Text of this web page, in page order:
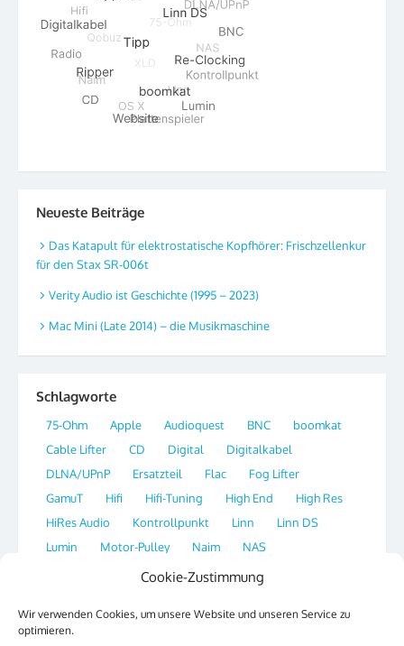
Cookie-Zustimmung
Wir verwenden Cookies, um unsere Website und unseren Service zu
optimieren.
Neueste Beiträge
Das Katapult für elektrostatische Kopfhörer: Frischzellenkur
für den Stax SR-006t
Verity Audio ist Geschichte (1995 – 2023)
Mac Mini (Late 2014) – die Musikmaschine
Schlagworte
75-Ohm Apple Audioquest BNC
boomkat
Cable Lifter
CD Digital
Digitalkabel
DLNA/UPnP
Ersatzteil Flac
Fog Lifter
GamuT
Hifi Hifi-Tuning High End
High Res
HiRes Audio
Kontrollpunkt Linn
Linn DS
Lumin
Motor-Pulley Naim
NAS
Network Streamer
OS X Plattenspieler
Sirius
SSH Streaming Switch
Synology